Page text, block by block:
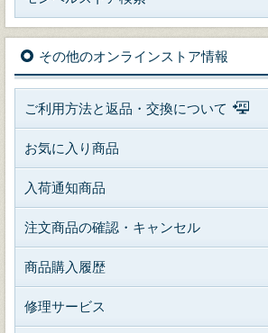
その他のオンラインストア情報
ご利用方法と返品・交換について
お気に入り商品
入荷通知商品
注文商品の確認・キャンセル
商品購入履歴
修理サービス